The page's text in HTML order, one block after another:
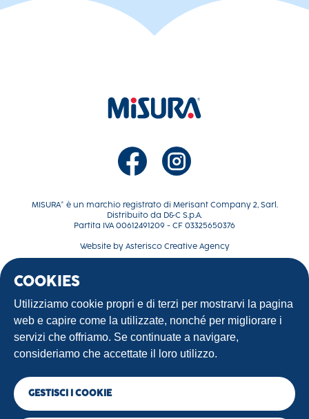
MISURA® è un marchio registrato di Merisant Company 2, Sarl.
Distribuito da D&C S.p.A.
Partita IVA 00612491209 - CF 03325650376
Website by Asterisco Creative Agency
Terms of use
Privacy Policy
COOKIES
Utilizziamo cookie propri e di terzi per mostrarvi la pagina
web e capire come la utilizzate, nonché per migliorare i
servizi che offriamo. Se continuate a navigare,
consideriamo che accettate il loro utilizzo.
GESTISCI I COOKIE